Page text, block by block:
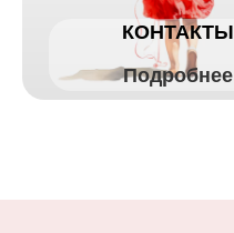
КОНТАКТЫ
Подробнее